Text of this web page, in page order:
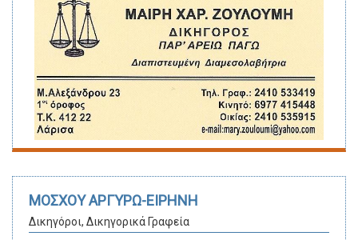
ΜΟΣΧΟΥ ΑΡΓΥΡΩ-ΕΙΡΗΝΗ
Δικηγόροι, Δικηγορικά Γραφεία